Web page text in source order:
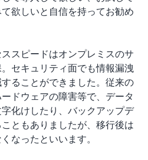
欲しいと自信を持ってお勧め
スピードはオンプレミスのサ
セキュリティ面でも情報漏洩
ることができました。従来の
ドウェアの障害等で、データ
化けしたり、バックアップデ
ともありましたが、移行後は
なったといいます。